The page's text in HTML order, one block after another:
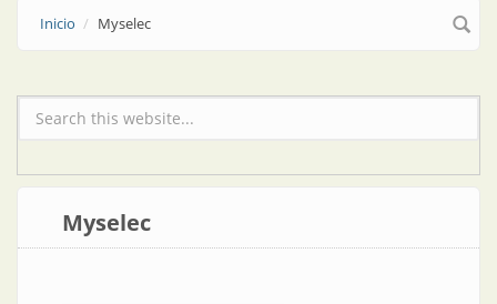
Inicio Myselec
Formulario de búsqueda
Myselec